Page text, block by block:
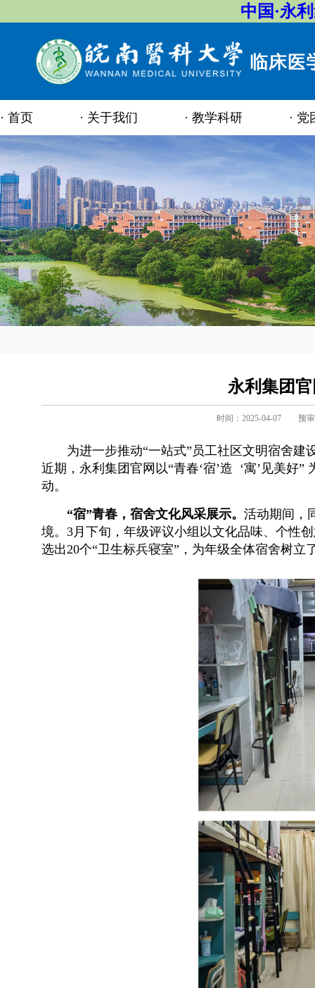
中国·永
首页 关于我们 教学科研 党
永利集团
时间：2025-04-07 预
为进一步推动“一站式”员工社区文明宿舍
近期，永利集团官网以“青春‘宿’造 ‘寓’见美好”
动。
“宿”青春，宿舍文化风采展示。 活动期间，
境。3月下旬，年级评议小组以文化品味、个性
选出20个“卫生标兵寝室”，为年级全体宿舍树立